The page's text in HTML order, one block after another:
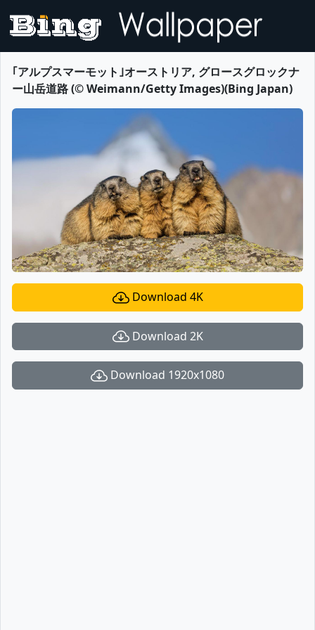
｢アルプスマーモット｣オーストリア, グロースグロックナ
ー山岳道路 (© Weimann/Getty Images)(Bing Japan)
Download 4K
Download 2K
Download 1920x1080